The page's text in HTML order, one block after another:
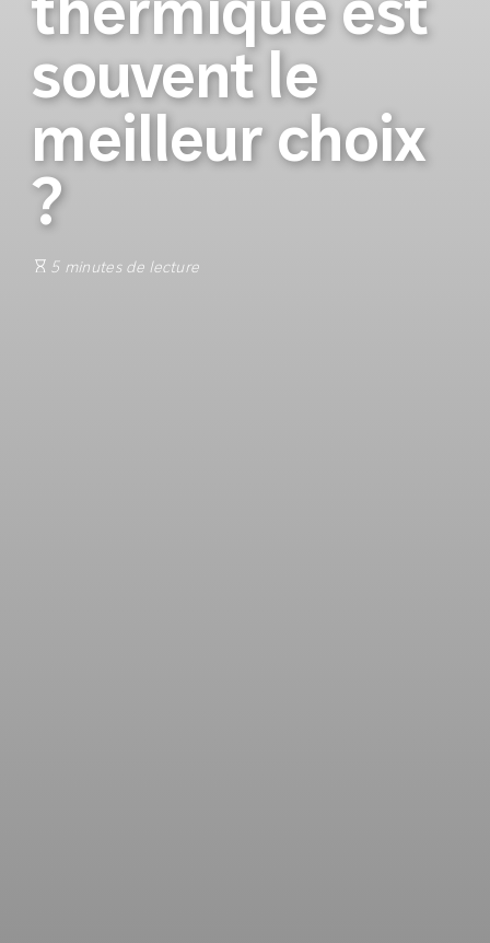
thermique est
souvent le
meilleur choix
?
5 minutes de lecture